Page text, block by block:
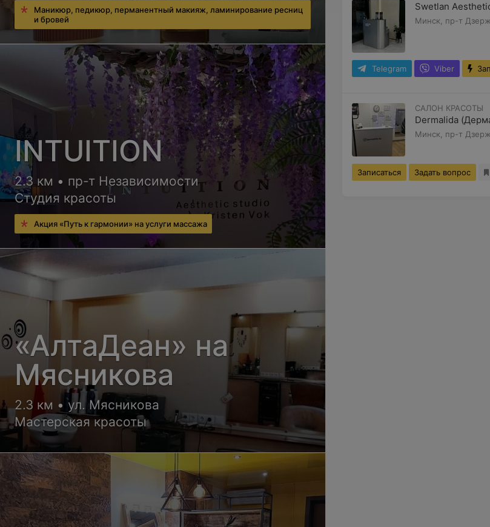
Swetlan
Минск, пр-т
Telegram Viber
САЛОН КРАСОТЫ
Dermalida
Минск, пр-т
Записаться Задать вопрос
Маникюр, педикюр, перманентный макияж, ламинирование ресниц
и бровей
INTUITION
2.3 км • пр-т Независимости
Студия красоты
Акция «Путь к гармонии» на услуги массажа
«АлтаДеан» на
Мясникова
2.3 км • ул. Мясникова
Мастерская красоты